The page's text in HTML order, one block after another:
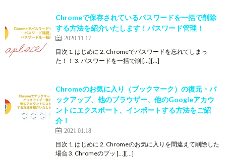
Chromeで保存されているパスワードを一括で削除
する方法を紹介いたします！パスワード管理！
2020.11.17
目次 1. はじめに 2. Chromeでパスワードを忘れてしまっ
た！！ 3. パスワードを一括で削 […][…]
Chromeのお気に入り（ブックマーク）の復元・バ
ックアップ、他のブラウザー、他のGoogleアカウ
ントにエクスポート、インポートする方法をご紹
介！
2021.01.18
目次 1. はじめに 2. Chromeのお気に入りを間違えて削除した
場合 3. Chromeのブッ […][…]